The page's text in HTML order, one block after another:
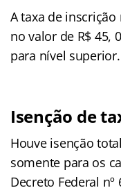
A taxa de inscrição
no valor de R$ 45,
para nível superior.
Isenção de
Houve isenção
somente para os
Decreto Federal